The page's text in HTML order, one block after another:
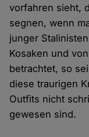
vorfahren sieht,
segnen, wenn
junger
Kosaken und
betrachtet, so
diese traurigen
Outfits nicht
gewesen sind.